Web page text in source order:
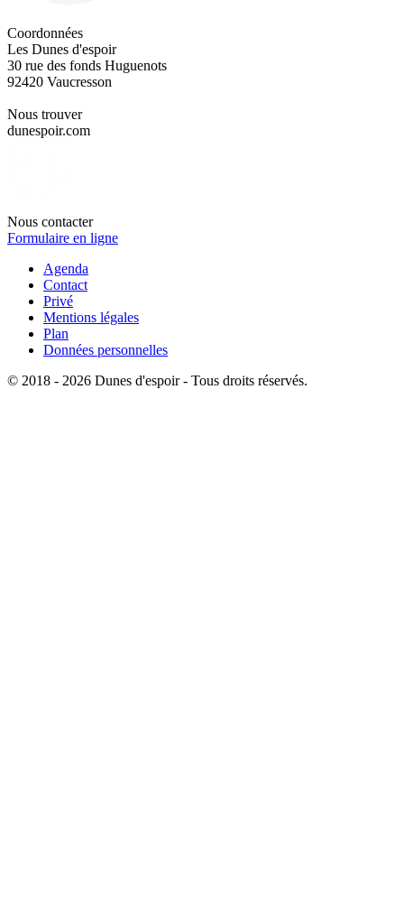
Coordonnées
Les Dunes d'espoir
30 rue des fonds Huguenots
92420 Vaucresson
Nous trouver
dunespoir.com
Nous contacter
Formulaire en ligne
Agenda
Contact
Privé
Mentions légales
Plan
Données personnelles
© 2018 - 2026 Dunes d'espoir - Tous droits réservés.